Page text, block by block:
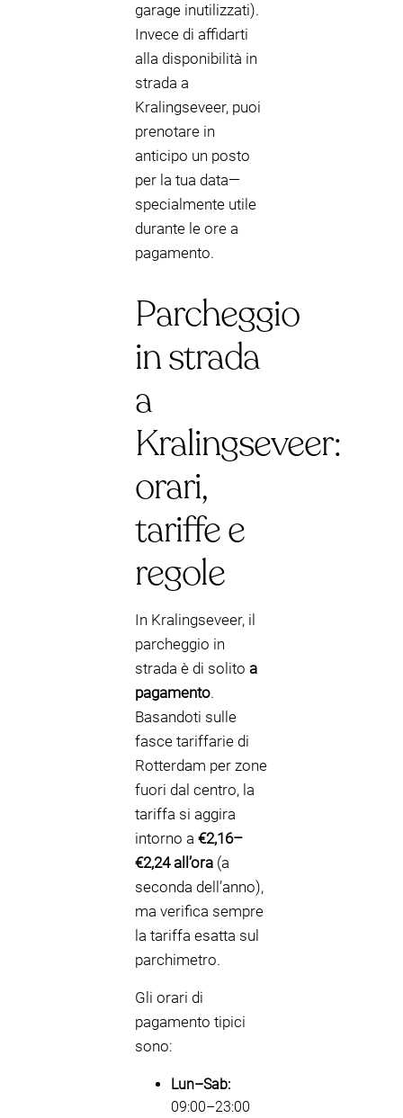
garage inutilizzati).
Invece di affidarti
alla disponibilità in
strada a
Kralingseveer, puoi
prenotare in
anticipo un posto
per la tua data—
specialmente utile
durante le ore a
pagamento.
Parcheggio
in strada
a
Kralingseveer:
orari,
tariffe e
regole
In Kralingseveer, il
parcheggio in
strada è di solito a
pagamento.
Basandoti sulle
fasce tariffarie di
Rotterdam per zone
fuori dal centro, la
tariffa si aggira
intorno a €2,16–
€2,24 all’ora (a
seconda dell’anno),
ma verifica sempre
la tariffa esatta sul
parchimetro.
Gli orari di
pagamento tipici
sono:
Lun–Sab:
09:00–23:00